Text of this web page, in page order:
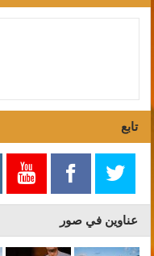
تابع
عناوين في صور